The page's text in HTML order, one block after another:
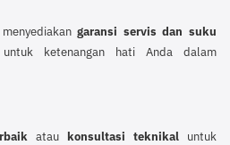
garansi servis dan suku
untuk ketenangan hati Anda dalam
atau konsultasi teknikal untuk